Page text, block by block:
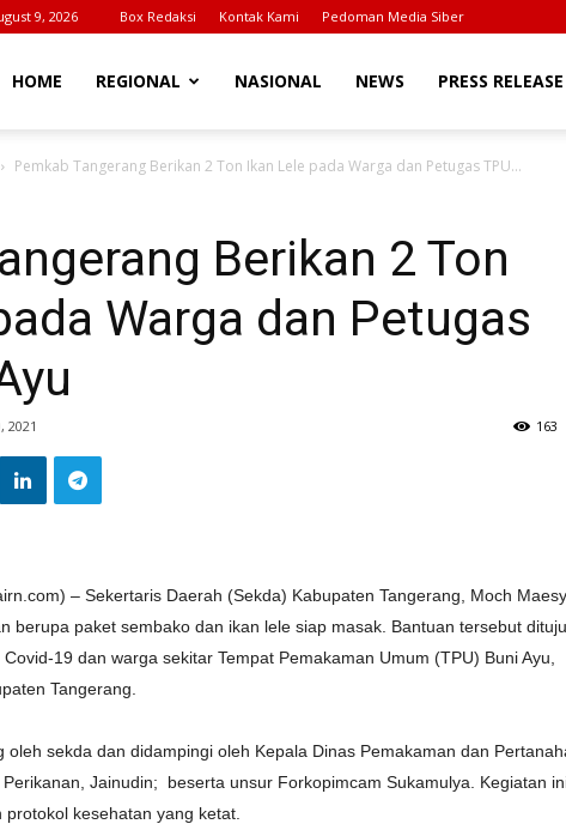
9, 2026 Box Redaksi Kontak Kami Pedoman Media Siber
HOME REGIONAL NASIONAL NEWS PRESS RELEASE
Pemkab Tangerang Berikan 2 Ton Ikan Lele pada Warga dan Petugas TPU...
Berikan 2 Ton
Warga dan Petugas
2021 163
– Sekertaris Daerah (Sekda) Kabupaten Tangerang, Moch
berupa paket sembako dan ikan lele siap masak. Bantuan tersebut
19 dan warga sekitar Tempat Pemakaman Umum (TPU) Buni Ayu,
Tangerang.
oleh sekda dan didampingi oleh Kepala Dinas Pemakaman dan
Jainudin; beserta unsur Forkopimcam Sukamulya. Kegiatan
kesehatan yang ketat.